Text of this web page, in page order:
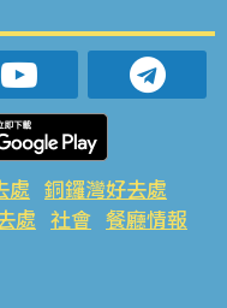
處 銅鑼灣好去處
處 社會 餐廳情報